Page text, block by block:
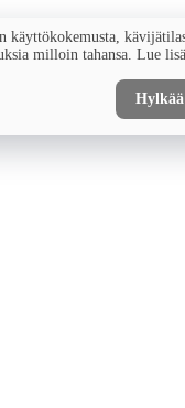
käyttökokemusta,
milloin tahansa. Lue
Hylkää